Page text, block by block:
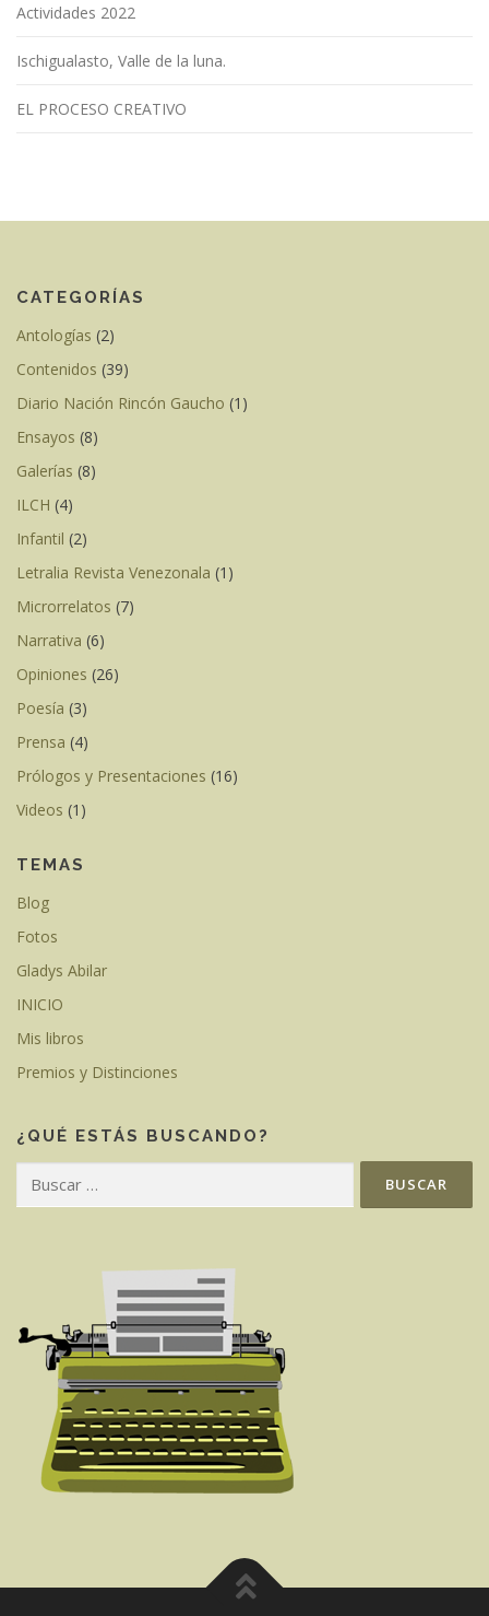
Actividades 2022
Ischigualasto, Valle de la luna.
EL PROCESO CREATIVO
CATEGORÍAS
Antologías (2)
Contenidos (39)
Diario Nación Rincón Gaucho (1)
Ensayos (8)
Galerías (8)
ILCH (4)
Infantil (2)
Letralia Revista Venezonala (1)
Microrrelatos (7)
Narrativa (6)
Opiniones (26)
Poesía (3)
Prensa (4)
Prólogos y Presentaciones (16)
Videos (1)
TEMAS
Blog
Fotos
Gladys Abilar
INICIO
Mis libros
Premios y Distinciones
¿QUÉ ESTÁS BUSCANDO?